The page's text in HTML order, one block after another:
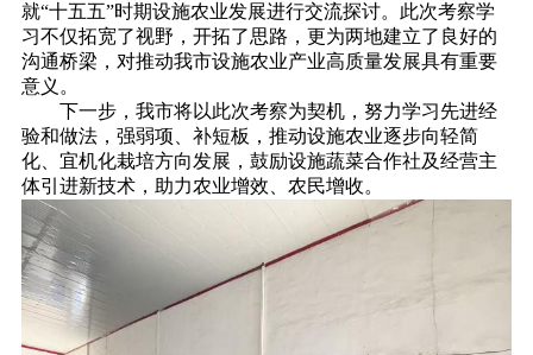
就“十五五”时期设施农业发展进行交流探讨。此次考察学
习不仅拓宽了视野，开拓了思路，更为两地建立了良好的
沟通桥梁，对推动我市设施农业产业高质量发展具有重要
意义。
下一步，我市将以此次考察为契机，努力学习先进经
验和做法，强弱项、补短板，推动设施农业逐步向轻简
化、宜机化栽培方向发展，鼓励设施蔬菜合作社及经营主
体引进新技术，助力农业增效、农民增收。